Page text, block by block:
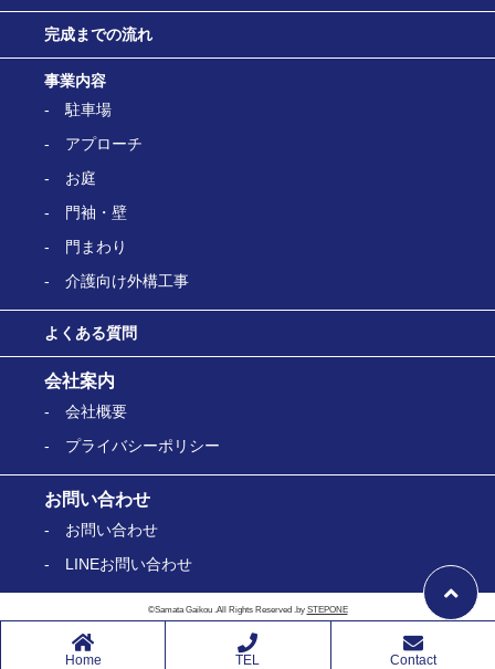
完成までの流れ
事業内容
駐車場
アプローチ
お庭
門袖・壁
門まわり
介護向け外構工事
よくある質問
会社案内
会社概要
プライバシーポリシー
お問い合わせ
お問い合わせ
LINEお問い合わせ
©Samata Gaikou .All Rights Reserved .by STEPONE
Home TEL Contact